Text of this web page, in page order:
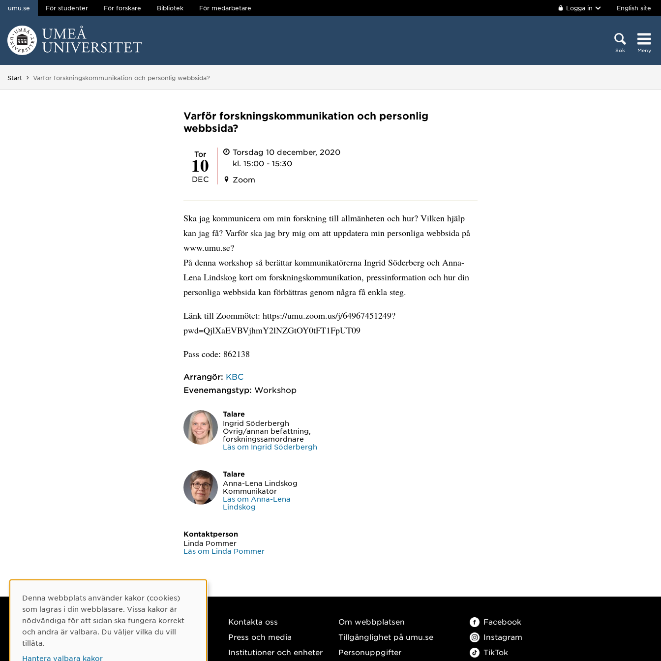
Hoppa direkt till innehållet
umu.se För studenter För forskare Bibliotek För medarbetare Logga in English site
Sök Meny
Start Du är här:
Varför forskningskommunikation och personlig webbsida?
Varför forskningskommunikation och personlig
webbsida?
tor
10
DEC
Torsdag 10 december, 2020
kl. 15:00 - 15:30
Zoom
Ska jag kommunicera om min forskning till allmänheten och hur? Vilken hjälp
kan jag få? Varför ska jag bry mig om att uppdatera min personliga webbsida på
www.umu.se?
På denna workshop så berättar kommunikatörerna Ingrid Söderberg och Anna-
Lena Lindskog kort om forskningskommunikation, pressinformation och hur din
personliga webbsida kan förbättras genom några få enkla steg.
Länk till Zoommötet: https://umu.zoom.us/j/64967451249?
pwd=QjlXaEVBVjhmY2lNZGtOY0tFT1FpUT09
Pass code: 862138
Arrangör: KBC
Evenemangstyp: Workshop
Talare
Ingrid Söderbergh
Övrig/annan befattning,
forskningssamordnare
Läs om Ingrid Söderbergh
Talare
Anna-Lena Lindskog
Kommunikatör
Läs om Anna-Lena
Lindskog
Kontaktperson
Linda Pommer
Läs om Linda Pommer
Umeå universitet
901 87 Umeå
Kontakta oss
Press och media
Institutioner och enheter
Om webbplatsen
Tillgänglighet på umu.se
Personuppgifter
Facebook
Instagram
TikTok
Cookie-samtycke
Denna webbplats använder kakor (cookies)
som lagras i din webbläsare. Vissa kakor är
nödvändiga för att sidan ska fungera korrekt
och andra är valbara. Du väljer vilka du vill
tillåta.
Hantera valbara kakor